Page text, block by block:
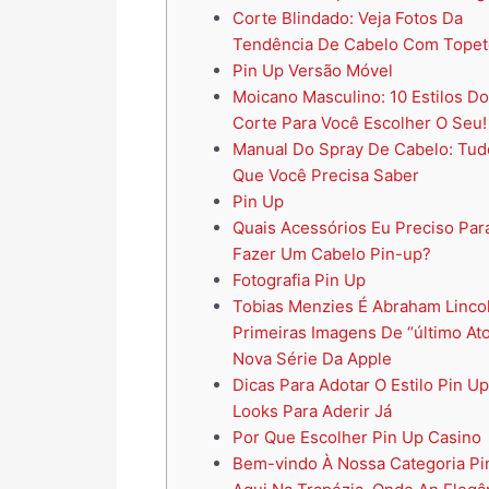
Corte Blindado: Veja Fotos Da
Tendência De Cabelo Com
Pin Up Versão Móvel
Moicano Masculino: 10 Estilos Do
Corte Para Você Escolher O Seu!
Manual Do Spray De Cabelo:
Que Você Precisa Saber
Pin Up
Quais Acessórios Eu Preciso
Fazer Um Cabelo Pin-up?
Fotografia Pin Up
Tobias Menzies É Abraham
Primeiras Imagens De “último
Nova Série Da Apple
Dicas Para Adotar O Estilo Pin
Looks Para Aderir Já
Por Que Escolher Pin Up Casino
Bem-vindo À Nossa Categoria